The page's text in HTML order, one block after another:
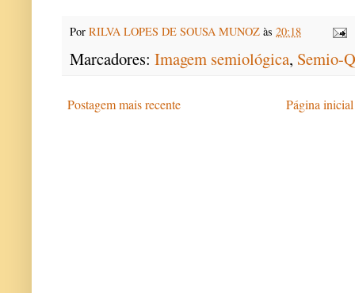
Por RILVA LOPES DE SOUSA MUNOZ às 20:18
Marcadores: Imagem semiológica, Semio-
Postagem mais recente Página inicial